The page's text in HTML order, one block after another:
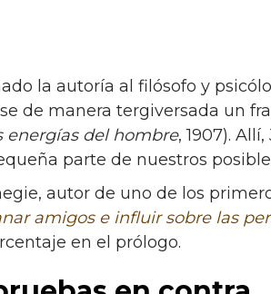
la autoría al filósofo y
de manera tergiversada un
energías del hombre, 1907).
parte de nuestros
autor de uno de los
amigos e influir sobre las
en el prólogo.